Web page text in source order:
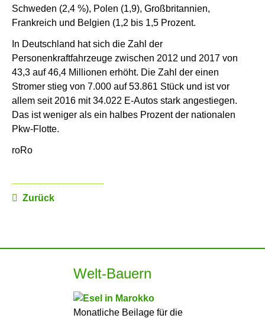
Schweden (2,4 %), Polen (1,9), Großbritannien,
Frankreich und Belgien (1,2 bis 1,5 Prozent.
In Deutschland hat sich die Zahl der
Personenkraftfahrzeuge zwischen 2012 und 2017 von
43,3 auf 46,4 Millionen erhöht. Die Zahl der einen
Stromer stieg von 7.000 auf 53.861 Stück und ist vor
allem seit 2016 mit 34.022 E-Autos stark angestiegen.
Das ist weniger als ein halbes Prozent der nationalen
Pkw-Flotte.
roRo
Zurück
Welt-Bauern
Monatliche Beilage für die